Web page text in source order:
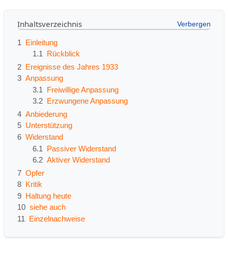
Inhaltsverzeichnis
1
Einleitung
1.1
Rückblick
2 Ereignisse des Jahres 1933
3 Anpassung
3.1
Freiwillige Anpassung
3.2 Erzwungene Anpassung
4 Anbiederung
5 Unterstützung
6 Widerstand
6.1
Passiver Widerstand
6.2 Aktiver Widerstand
7 Opfer
8 Kritik
9 Haltung heute
10 siehe auch
11
Einzelnachweise